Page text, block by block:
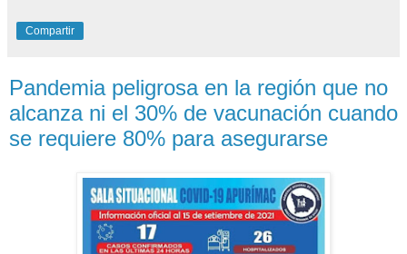
Compartir
Pandemia peligrosa en la región que no
alcanza ni el 30% de vacunación cuando
se requiere 80% para asegurarse